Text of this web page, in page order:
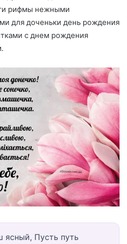
рифмы нежными
для доченьки день рождения
с днем рождения
ясный, Пусть путь